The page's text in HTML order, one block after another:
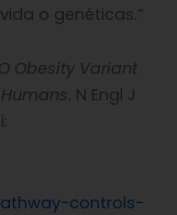
o genéticas.”
Obesity Variant
. N Engl J
controls-